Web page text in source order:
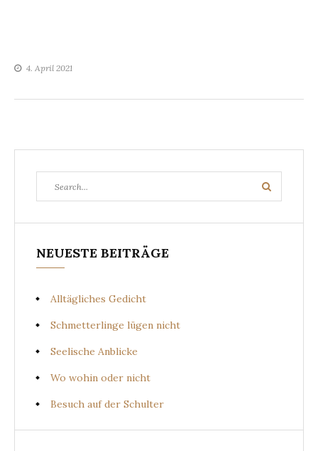
4. April 2021
for:
Search
NEUESTE BEITRÄGE
Alltägliches Gedicht
Schmetterlinge lügen nicht
Seelische Anblicke
Wo wohin oder nicht
Besuch auf der Schulter